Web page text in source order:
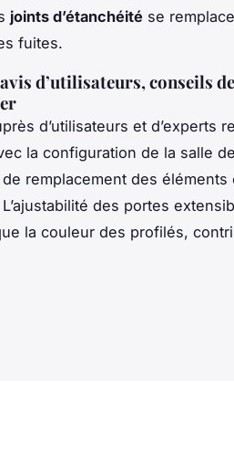
joints d’étanchéité se
fuites.
d’utilisateurs, conseils
d’utilisateurs et d’experts
la configuration de la salle
remplacement des éléments
des portes
la couleur des profilés,